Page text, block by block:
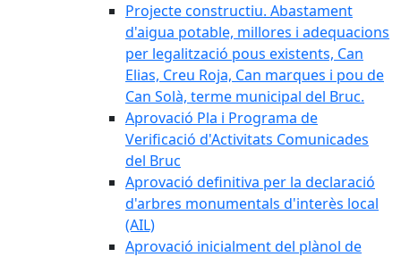
Projecte constructiu. Abastament
d'aigua potable, millores i adequacions
per legalització pous existents, Can
Elias, Creu Roja, Can marques i pou de
Can Solà, terme municipal del Bruc.
Aprovació Pla i Programa de
Verificació d'Activitats Comunicades
del Bruc
Aprovació definitiva per la declaració
d'arbres monumentals d'interès local
(AIL)
Aprovació inicialment del plànol de